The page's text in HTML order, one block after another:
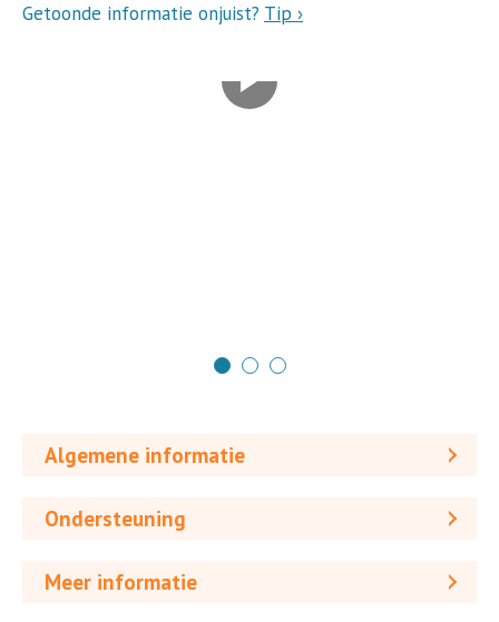
Getoonde informatie onjuist? Tip ›
Algemene informatie
Ondersteuning
Meer informatie